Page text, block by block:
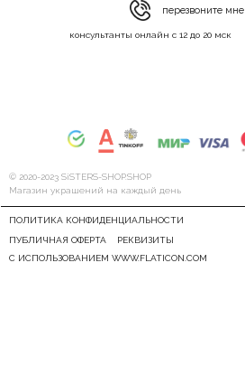
© 2020-2023 SiSTERS-SHOP.SHOP
Магазин украшений на каждый день
РЕКВИЗИТЫ
ПОЛИТИКА КОНФИДЕНЦИАЛЬНОСТИ
ПУБЛИЧНАЯ ОФЕРТА
консультанты онлайн с 12 до 20 мск
перезвоните мне
С ИСПОЛЬЗОВАНИЕМ WWW.FLATICON.COM